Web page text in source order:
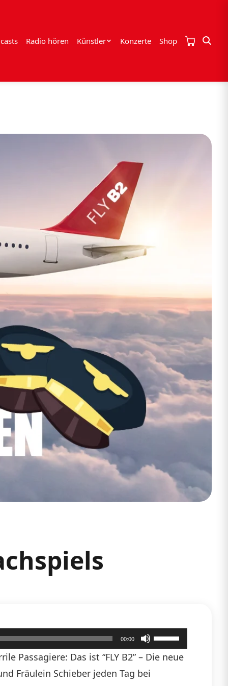
Radio hören Künstler Konzerte Shop
00:00
Pfeiltasten
Hoch/Runter
Passagiere: Das ist “FLY B2” – Die neue
Fräulein Schieber jeden Tag bei